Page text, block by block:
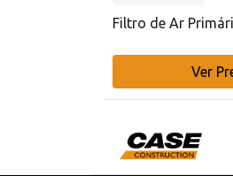
Filtro de Ar
Ver